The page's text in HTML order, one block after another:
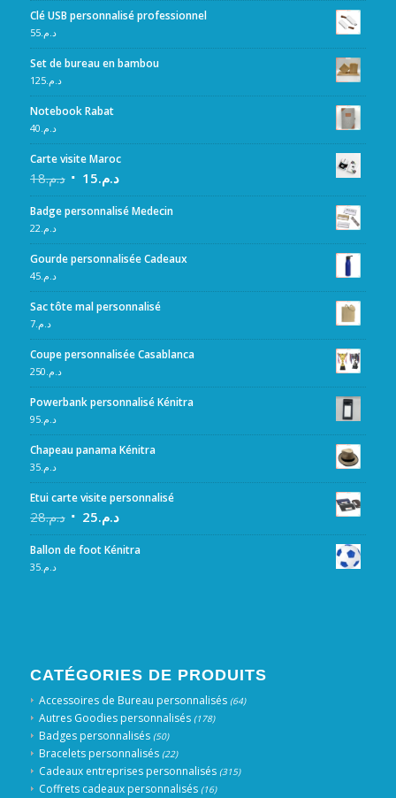
Clé USB personnalisé professionnel
د.م.55
Set de bureau en bambou
د.م.125
Notebook Rabat
د.م. 40
Carte visite Maroc
د.م.18 د.م.15
Badge personnalisé Medecin
د.م. 22
Gourde personnalisée Cadeaux
د.م.45
Sac tôte mal personnalisé
د.م.7
Coupe personnalisée Casablanca
د.م. 250
Powerbank personnalisé Kénitra
د.م.95
Chapeau panama Kénitra
د.م.35
Etui carte visite personnalisé
د.م.28 د.م.25
Ballon de foot Kénitra
د.م.35
CATÉGORIES DE PRODUITS
Accessoires de Bureau personnalisés (64)
Autres Goodies personnalisés (178)
Badges personnalisés (50)
Bracelets personnalisés (22)
Cadeaux entreprises personnalisés (315)
Coffrets cadeaux personnalisés (16)